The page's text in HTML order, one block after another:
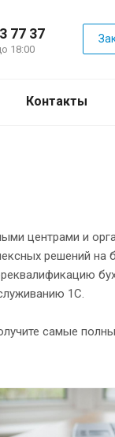
77 37
18:00
Контакты
центрами и
решений на
1С.
самые